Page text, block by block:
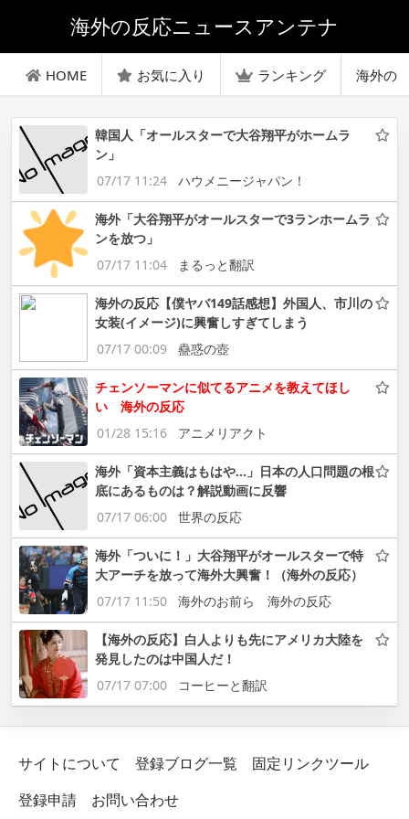
海外の反応ニュースアンテナ
HOME お気に入り ランキング 海外の
韓国人「オールスターで大谷翔平がホームラ
ン」
07/17 11:24
ハウメニージャパン！
海外「大谷翔平がオールスターで3ランホームラ
ンを放つ」
07/17 11:04
まるっと翻訳
海外の反応【僕ヤバ149話感想】外国人、市川の
女装(イメージ)に興奮しすぎてしまう
07/17 00:09
蠱惑の壺
チェンソーマンに似てるアニメを教えてほし
い 海外の反応
01/28 15:16
アニメリアクト
海外「資本主義はもはや…」日本の人口問題の根
底にあるものは？解説動画に反響
07/17 06:00
世界の反応
海外「ついに！」大谷翔平がオールスターで特
大アーチを放って海外大興奮！（海外の反応）
07/17 11:50
海外のお前ら 海外の反応
【海外の反応】白人よりも先にアメリカ大陸を
発見したのは中国人だ！
07/17 07:00
コーヒーと翻訳
サイトについて 登録ブログ一覧
固定リンクツール
登録申請
お問い合わせ